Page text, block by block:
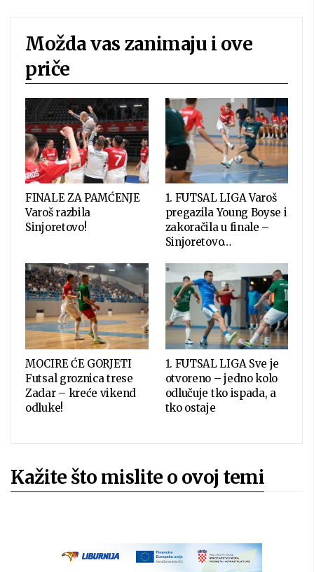
Možda vas zanimaju i ove
priče
FINALE ZA PAMĆENJE
Varoš razbila
Sinjoretovo!
1. FUTSAL LIGA Varoš
pregazila Young Boyse i
zakoračila u finale –
Sinjoretovo…
MOCIRE ĆE GORJETI
Futsal groznica trese
Zadar – kreće vikend
odluke!
1. FUTSAL LIGA Sve je
otvoreno – jedno kolo
odlučuje tko ispada, a
tko ostaje
Kažite što mislite o ovoj temi